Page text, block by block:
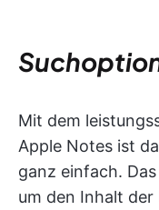
Mit dem
Apple Notes ist
ganz einfach.
um den Inhalt